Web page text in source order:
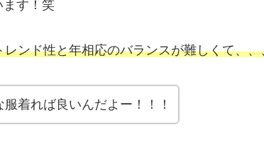
す！笑
レンド性と年相応のバランスが難しくて、、
服着れば良いんだよー！！！